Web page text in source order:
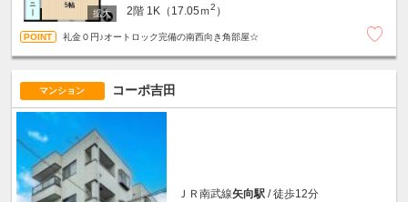
2階 1K（17.05ｍ2 ）
礼金０円♪オートロック完備の南西向き角部屋☆
マンション コーポ吉田
ＪＲ南武線矢向駅 / 徒歩12分